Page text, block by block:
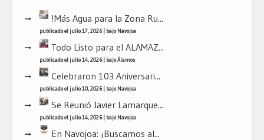
!Más Agua para la Zona Ru...
publicado el julio 17, 2026| bajoNavojoa
Todo Listo para el ALAMAZ...
publicado el julio 14, 2026| bajoÁlamos
Celebraron 103 Aniversari...
publicado el julio 10, 2026| bajoNavojoa
Se Reunió Javier Lamarque...
publicado el julio 14, 2026| bajoNavojoa
En Navojoa: ¡Buscamos al...